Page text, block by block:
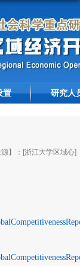
置 研究人
源】：[浙江大学区域心]